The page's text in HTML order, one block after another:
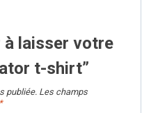
à laisser votre
t-shirt”
publiée. Les champs
*